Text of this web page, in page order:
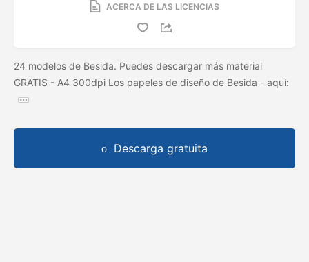
ACERCA DE LAS LICENCIAS
24 modelos de Besida. Puedes descargar más material
GRATIS - A4 300dpi Los papeles de diseño de Besida - aquí:
Descarga gratuita